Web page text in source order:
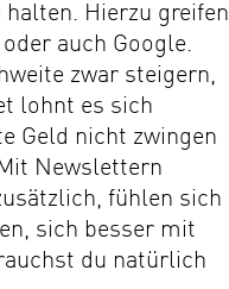
Hierzu greifen
oder auch Google.
zwar steigern,
lohnt es sich
Geld nicht zwingen
Newslettern
fühlen sich
sich besser mit
du natürlich